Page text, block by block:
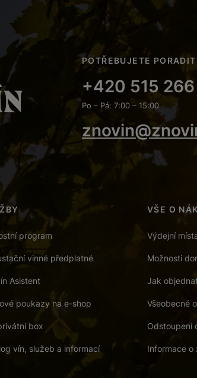
POTŘEBUJETE
+420 515
Po – Pá: 7:00 – 15:00
program
vinné předplatné
Asistent
poukazy na e-shop
box
vín, služeb a informací
VŠE O
Výdejní
Možnosti
Jak
Všeobecné
Odstoupení
Informace o